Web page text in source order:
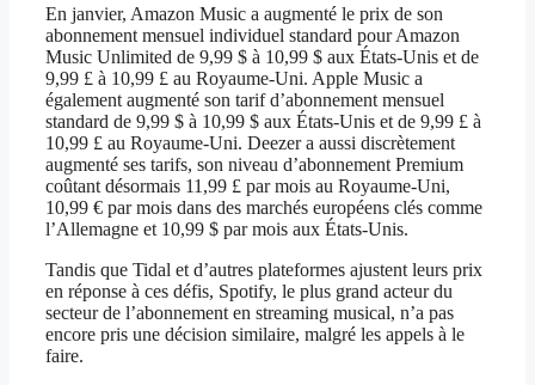
En janvier, Amazon Music a augmenté le prix de son
abonnement mensuel individuel standard pour Amazon
Music Unlimited de 9,99 $ à 10,99 $ aux États-Unis et de
9,99 £ à 10,99 £ au Royaume-Uni. Apple Music a
également augmenté son tarif d’abonnement mensuel
standard de 9,99 $ à 10,99 $ aux États-Unis et de 9,99 £ à
10,99 £ au Royaume-Uni. Deezer a aussi discrètement
augmenté ses tarifs, son niveau d’abonnement Premium
coûtant désormais 11,99 £ par mois au Royaume-Uni,
10,99 € par mois dans des marchés européens clés comme
l’Allemagne et 10,99 $ par mois aux États-Unis.
Tandis que Tidal et d’autres plateformes ajustent leurs prix
en réponse à ces défis, Spotify, le plus grand acteur du
secteur de l’abonnement en streaming musical, n’a pas
encore pris une décision similaire, malgré les appels à le
faire.